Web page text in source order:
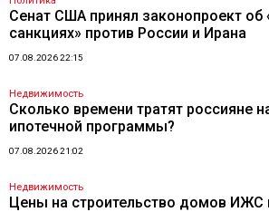
Сенат США принял законопроект об
санкциях» против России и Ирана
07.08.2026 22:15
Недвижимость
Сколько времени тратят россияне
ипотечной программы?
07.08.2026 21:02
Недвижимость
Цены на строительство домов ИЖС